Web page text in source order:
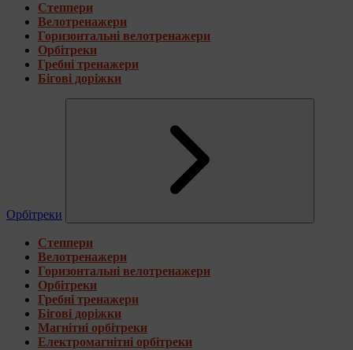
Степпери
Велотренажери
Горизонтальні велотренажери
Орбітреки
Гребні тренажери
Бігові доріжки
Орбітреки
Степпери
Велотренажери
Горизонтальні велотренажери
Орбітреки
Гребні тренажери
Бігові доріжки
Магнітні орбітреки
Електромагнітні орбітреки